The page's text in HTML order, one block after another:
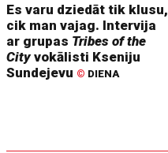
Es varu dziedāt tik klusu,
cik man vajag. Intervija
ar grupas Tribes of the
Cityvokālisti Kseniju
Sundejevu © DIENA